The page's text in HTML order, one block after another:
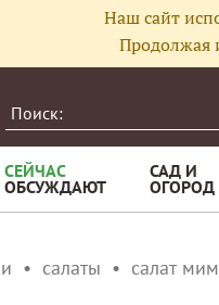
Наш сайт
Продолжая
СЕЙЧАС
ОБСУЖДАЮТ
САД И
ОГОРОД
салаты салат